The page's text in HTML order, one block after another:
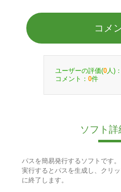
コメ
ユーザーの評価(0 人)：
コメント： 0件
ソフト詳
パスを簡易発行するソフトです。
実行するとパスを生成し、クリ
に終了します。